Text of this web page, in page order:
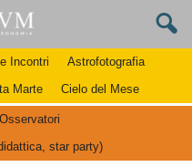
Incontri
Astrofotografia
Marte Cielo del Mese
star party)